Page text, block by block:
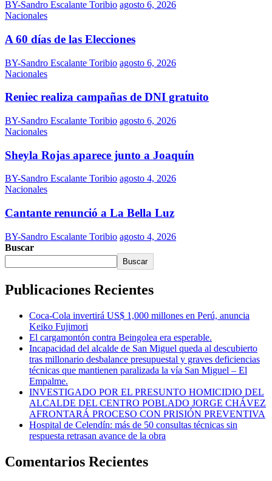
BY-Sandro Escalante Toribio agosto 6, 2026
Nacionales
A 60 días de las Elecciones
BY-Sandro Escalante Toribio agosto 6, 2026
Nacionales
Reniec realiza campañas de DNI gratuito
BY-Sandro Escalante Toribio agosto 6, 2026
Nacionales
Sheyla Rojas aparece junto a Joaquín
BY-Sandro Escalante Toribio agosto 4, 2026
Nacionales
Cantante renunció a La Bella Luz
BY-Sandro Escalante Toribio agosto 4, 2026
Buscar
Buscar
Publicaciones Recientes
Coca-Cola invertirá US$ 1,000 millones en Perú, anuncia
Keiko Fujimori
El cargamontón contra Beingolea era esperable.
Incapacidad del alcalde de San Miguel queda al descubierto
tras millonario desbalance presupuestal y graves deficiencias
técnicas que mantienen paralizada la vía San Miguel – El
Empalme.
INVESTIGADO POR EL PRESUNTO HOMICIDIO DEL
ALCALDE DEL CENTRO POBLADO JORGE CHÁVEZ
AFRONTARÁ PROCESO CON PRISIÓN PREVENTIVA
Hospital de Celendín: más de 50 consultas técnicas sin
respuesta retrasan avance de la obra
Comentarios Recientes